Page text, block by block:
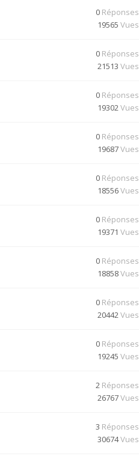
0 Réponses
19565 Vues
0 Réponses
21513 Vues
0 Réponses
19302Vues
0 Réponses
19687Vues
0 Réponses
18556Vues
0 Réponses
19371 Vues
0 Réponses
18858Vues
0 Réponses
20442Vues
0 Réponses
19245 Vues
2 Réponses
26767Vues
3 Réponses
30674Vues